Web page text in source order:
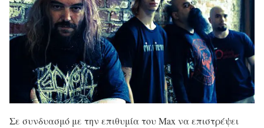
Σε συνδυασμό με την επιθυμία του Max να επιστρέψει